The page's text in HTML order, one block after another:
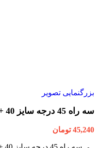
بزرگنمایی تصویر
سه راه 45 درجه سایز 40 +Si Tech آتاپایپ
45,240 تومان